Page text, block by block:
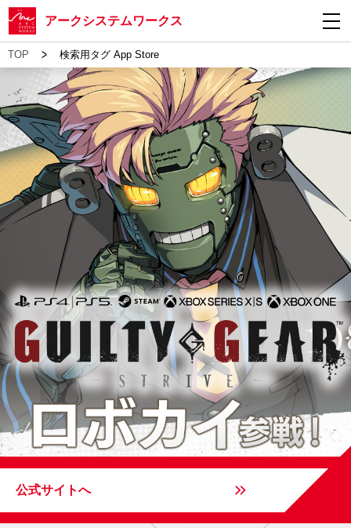
アークシステムワークス
TOP > 検索用タグ App Store
公式サイトへ